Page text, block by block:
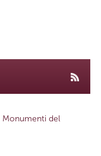
Monumenti del